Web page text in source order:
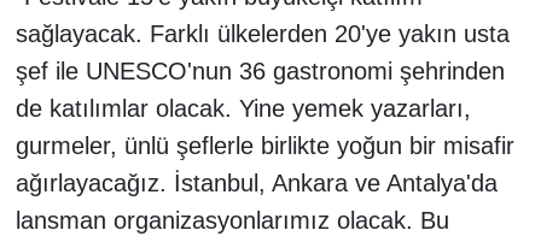
sağlayacak. Farklı ülkelerden 20'ye yakın usta
şef ile UNESCO'nun 36 gastronomi şehrinden
de katılımlar olacak. Yine yemek yazarları,
gurmeler, ünlü şeflerle birlikte yoğun bir misafir
ağırlayacağız. İstanbul, Ankara ve Antalya'da
lansman organizasyonlarımız olacak. Bu